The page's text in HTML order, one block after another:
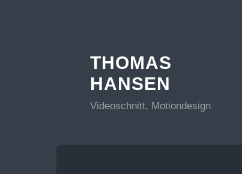
THOMAS
HANSEN
Videoschnitt, Motiondesign